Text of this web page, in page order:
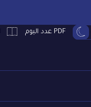
PDF عدد اليوم